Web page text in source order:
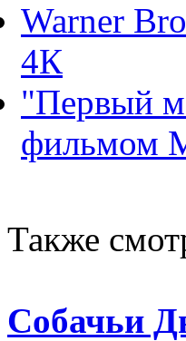
Warner
4К
"Первый
фильмом
Также
Собачьи